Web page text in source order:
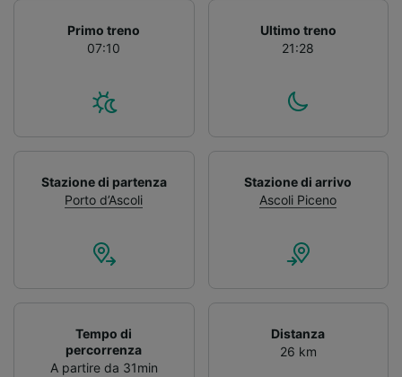
Primo treno
07:10
Ultimo treno
21:28
Stazione di partenza
Porto d’Ascoli
Stazione di arrivo
Ascoli Piceno
Tempo di
percorrenza
A partire da 31min
Distanza
26 km